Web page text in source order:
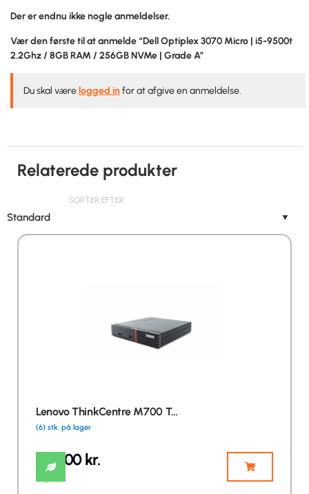
Der er endnu ikke nogle anmeldelser.
Vær den første til at anmelde “Dell Optiplex 3070 Micro | i5-9500t
2.2Ghz / 8GB RAM / 256GB NVMe | Grade A”
Du skal være logged infor at afgive en anmeldelse.
Relaterede produkter
SORTER EFTER
Standard ▼
Lenovo ThinkCentre M700 T…
(6) stk. på lager
986,00kr.
(inkl.
moms)